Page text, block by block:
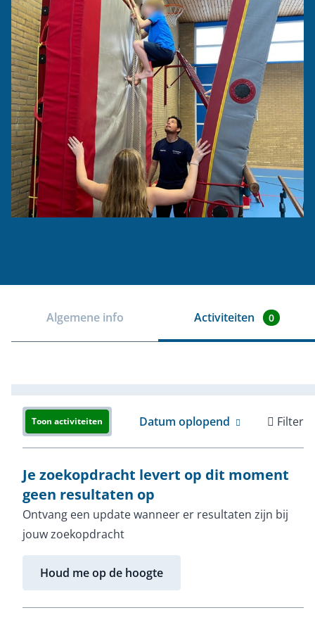
Algemene info Activiteiten 0
Toon activiteiten Datum oplopend Filter
Je zoekopdracht levert op dit moment
geen resultaten op
Ontvang een update wanneer er resultaten zijn bij
jouw zoekopdracht
Houd me op de hoogte